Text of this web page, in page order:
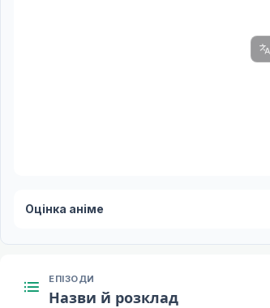
Оцінка аніме
ЕПІЗОДИ
Назви й розклад